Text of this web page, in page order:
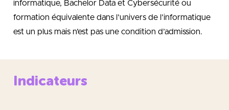
informatique, Bachelor Data et Cybersécurité ou
formation équivalente dans l’univers de l’informatique
est un plus mais n’est pas une condition d’admission.
Indicateurs